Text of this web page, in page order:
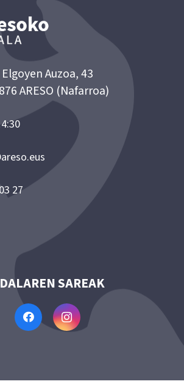
Elgoyen Auzoa, 43
ARESO (Nafarroa)
27
SAREAK